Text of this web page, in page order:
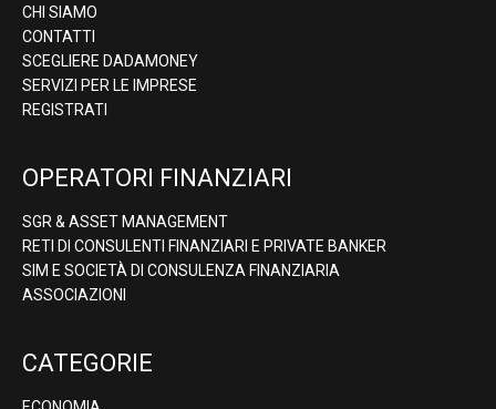
CHI SIAMO
CONTATTI
SCEGLIERE DADAMONEY
SERVIZI PER LE IMPRESE
REGISTRATI
OPERATORI FINANZIARI
SGR & ASSET MANAGEMENT
RETI DI CONSULENTI FINANZIARI E PRIVATE BANKER
SIM E SOCIETÀ DI CONSULENZA FINANZIARIA
ASSOCIAZIONI
CATEGORIE